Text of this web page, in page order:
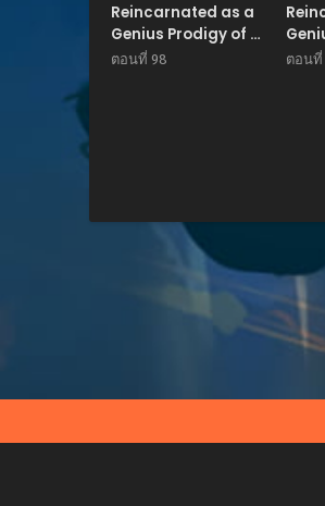
Reincarnated as a
Genius Prodigy of a
Prestigious Family
ตอนที่ 98 ตอนที่